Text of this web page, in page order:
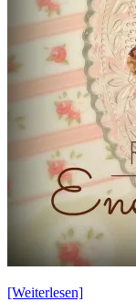
[Weiterlesen]